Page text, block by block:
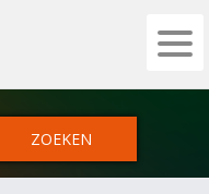
- DE ZAKELIJKE PORTAL